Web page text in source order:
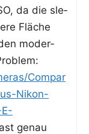
da die sle­
Flä­che
moder­
Compar
Nikon-
genau